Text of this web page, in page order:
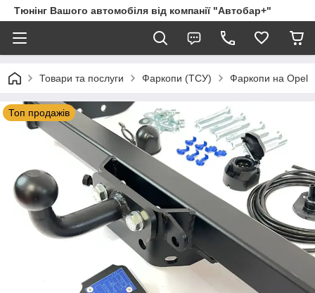
Тюнінг Вашого автомобіля від компанії "Автобар+"
Товари та послуги Фаркопи (ТСУ) Фаркопи на Opel
Топ продажів